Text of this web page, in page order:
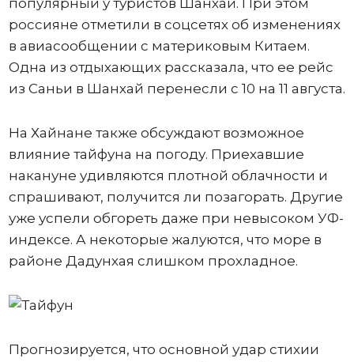
популярный у туристов Шанхай. При этом
россияне отметили в соцсетях об изменениях
в авиасообщении с материковым Китаем.
Одна из отдыхающих рассказала, что ее рейс
из Саньи в Шанхай перенесли с 10 на 11 августа.
На Хайнане также обсуждают возможное
влияние тайфуна на погоду. Приехавшие
накануне удивляются плотной облачности и
спрашивают, получится ли позагорать. Другие
уже успели обгореть даже при невысоком УФ-
индексе. А некоторые жалуются, что море в
районе Дадунхая слишком прохладное.
Прогнозируется, что основной удар стихии